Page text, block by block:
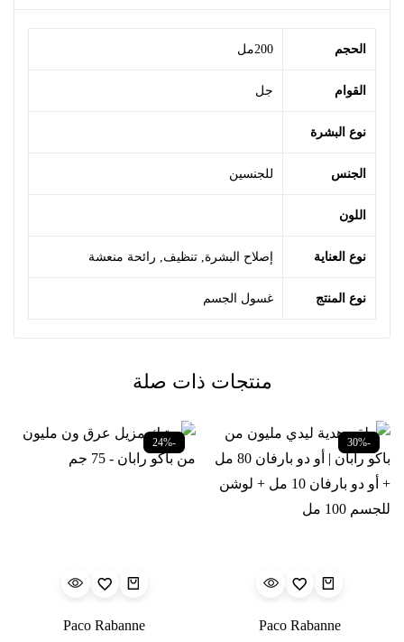
الحجم 200مل
القوام جل
نوع البشرة
الجنس للجنسين
اللون
نوع العناية إصلاح البشرة تنظيف رائحة منعشة
نوع المنتج غسول الجسم
منتجات ذات صلة
-30%
Paco Rabanne
-24%
Paco Rabanne